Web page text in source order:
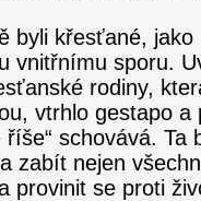
byli křesťané,
vnitřnímu sporu.
rodiny,
vtrhlo gestapo a
schovává. Ta
zabít nejen
provinit se proti